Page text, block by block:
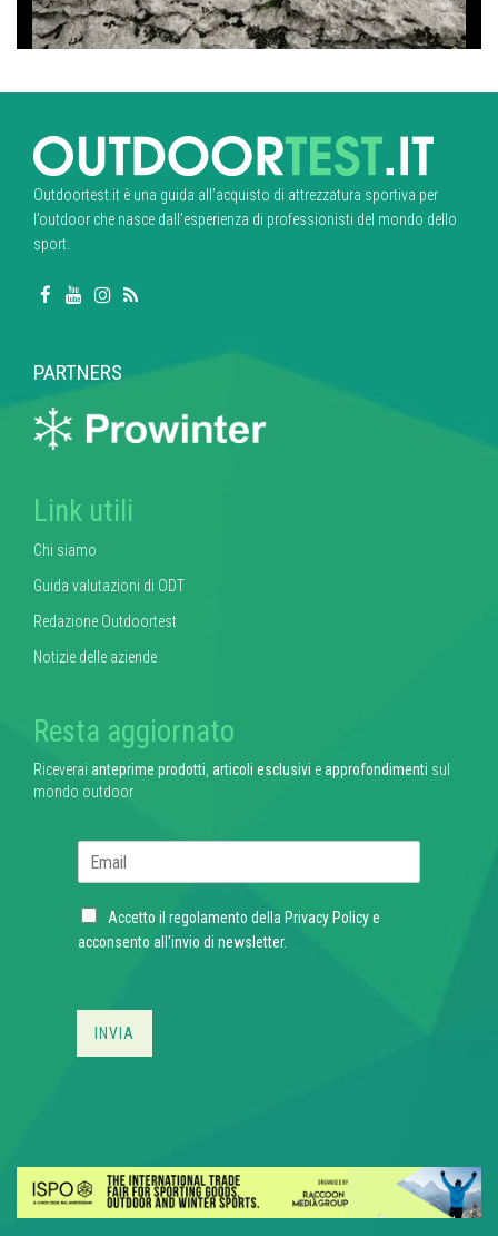
Outdoortest.it è una guida all’acquisto di attrezzatura sportiva per
l’outdoor che nasce dall’esperienza di professionisti del mondo dello
sport.
PARTNERS
Link utili
Chi siamo
Guida valutazioni di ODT
Redazione Outdoortest
Notizie delle aziende
Resta aggiornato
Riceverai anteprime prodotti, articoli esclusivi eapprofondimenti sul
mondo outdoor
l
C
h
Accetto il regolamento della Privacy Policye
acconsento all'invio di newsletter.
INVIA